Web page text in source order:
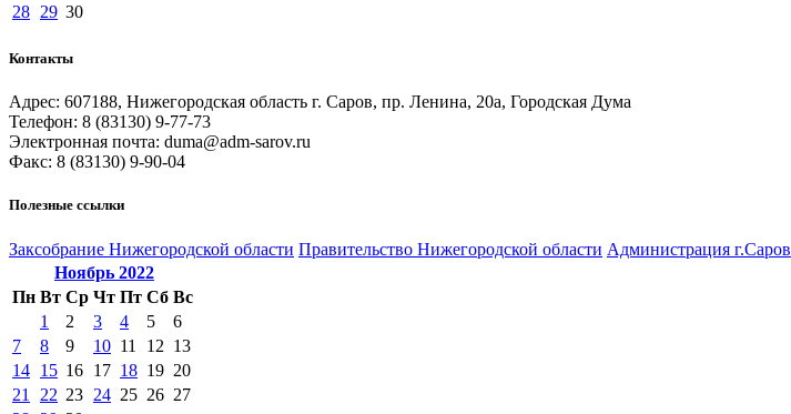
28 29 30
Контакты
Адрес: 607188, Нижегородская область г. Саров, пр. Ленина, 20а, Городская Дума
Телефон: 8 (83130) 9-77-73
Электронная почта: duma@adm-sarov.ru
Факс: 8 (83130) 9-90-04
Полезные ссылки
Закcобрание Нижегородской области Правительство Нижегородской области Администрация г.Саров
Ноябрь 2022
Пн Вт Ср Чт Пт Сб Вс
1
2 3 4 5
6
7
8 9 10 11 12 13
14 15 16 17 18 19 20
21
22 23 24 25 26 27